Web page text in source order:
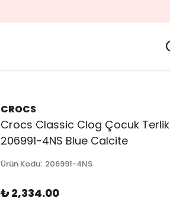
CROCS
Crocs Classic Clog Çocuk Terlik
206991-4NS Blue Calcite
Ürün Kodu: 206991-4NS
₺ 2,334.00